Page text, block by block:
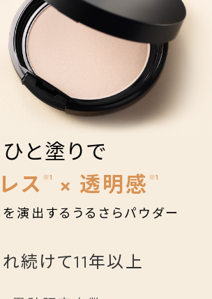
ひと塗りで
ス ※1 × 透明感 ※1
演出するうるさらパウダー
続けて11年以上